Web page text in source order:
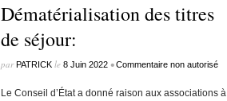
Dématérialisation des titres
de séjour:
parPATRICKle 8 Juin 2022 •Commentaire non autorisé
Le Conseil d’État a donné raison aux associations à